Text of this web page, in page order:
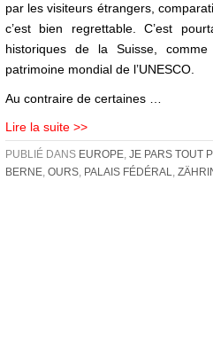
par les visiteurs étrangers,
c’est bien regrettable. C’est
historiques de la Suisse,
patrimoine mondial de l’UNESCO.
Au contraire de certaines …
Lire la suite >>
PUBLIÉ DANS EUROPE JE PARS TOUT
BERNE OURS PALAIS FÉDÉRAL